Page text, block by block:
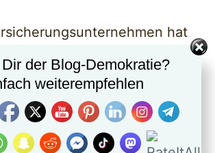
hat
Altersrückstellungen
hatte bei
der normalen
der Blog-Demokratie?
weiterempfehlen